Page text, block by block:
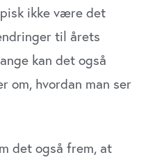
ikke være det
til årets
kan det også
om, hvordan man ser
det også frem, at